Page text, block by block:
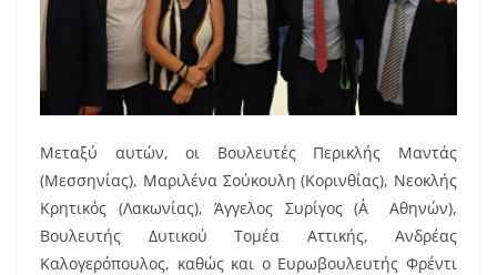
Μεταξύ αυτών, οι Βουλευτές Περικλής Μαντάς
(Μεσσηνίας), Μαριλένα Σούκουλη (Κορινθίας), Νεοκλής
Κρητικός (Λακωνίας), Άγγελος Συρίγος (Α΄ Αθηνών),
Βουλευτής Δυτικού Τομέα Αττικής, Ανδρέας
Καλογερόπουλος, καθώς και ο Ευρωβουλευτής Φρέντι